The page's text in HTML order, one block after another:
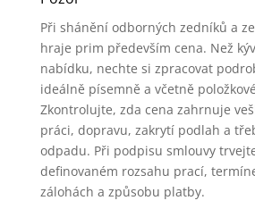
Při shánění odborných zedníků a
hraje prim především cena. Než
nabídku, nechte si zpracovat
ideálně písemně a včetně
Zkontrolujte, zda cena zahrnuje
práci, dopravu, zakrytí podlah a
odpadu. Při podpisu smlouvy
definovaném rozsahu prací,
zálohách a způsobu platby.